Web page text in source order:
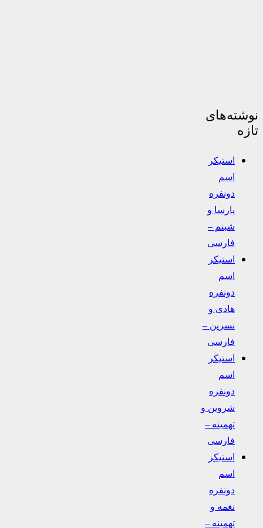
نوشته‌های
تازه
استیکر
اسم
دونفره
پارسا و
شبنم –
فارسی
استیکر
اسم
دونفره
هادی و
نسرین –
فارسی
استیکر
اسم
دونفره
شروین و
تهمینه –
فارسی
استیکر
اسم
دونفره
نغمه و
تهمینه –